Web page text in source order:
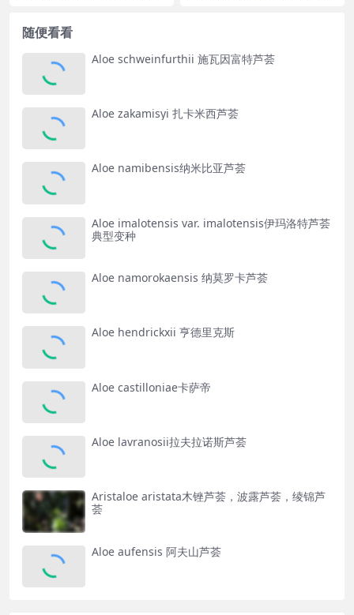
随便看看
Aloe schweinfurthii 施瓦因富特芦荟
Aloe zakamisyi 扎卡米西芦荟
Aloe namibensis纳米比亚芦荟
Aloe imalotensis var. imalotensis伊玛洛特芦荟
典型变种
Aloe namorokaensis 纳莫罗卡芦荟
Aloe hendrickxii 亨德里克斯
Aloe castilloniae卡萨帝
Aloe lavranosii拉夫拉诺斯芦荟
Aristaloe aristata木锉芦荟，波露芦荟，绫锦芦
荟
Aloe aufensis 阿夫山芦荟